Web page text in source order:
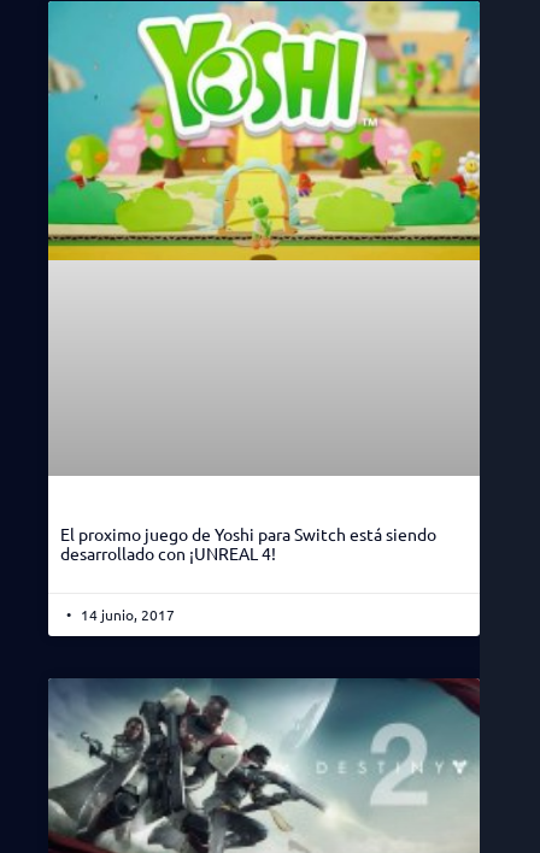
El proximo juego de Yoshi para Switch está siendo
desarrollado con ¡UNREAL 4!
14 junio, 2017